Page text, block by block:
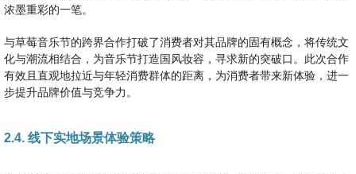
浓墨重彩的一笔。
与草莓音乐节的跨界合作打破了消费者对其品牌的固有概念，将传统文
化与潮流相结合，为音乐节打造国风妆容，寻求新的突破口。此次合作
有效且直观地拉近与年轻消费群体的距离，为消费者带来新体验，进一
步提升品牌价值与竞争力。
2.4. 线下实地场景体验策略